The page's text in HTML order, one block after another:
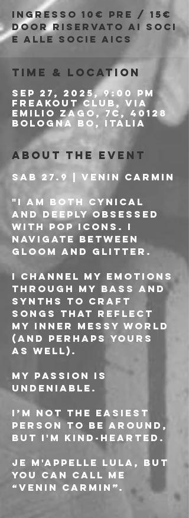
Ingresso 10€ pre / 15€
door riservato ai soci
e alle socie AICS
Time & Location
Sep 27, 2025, 9:00 PM
Freakout Club, Via
Emilio Zago, 7c, 40128
Bologna BO, Italia
About the event
Sab 27.9 | VENIN CARMIN
"I am both cynical
and deeply obsessed
with pop icons. I
navigate between
gloom and glitter.
I channel my emotions
through my bass and
synths to craft
songs that reflect
my inner messy world
(and perhaps yours
as well).
My passion is
undeniable.
I’m not the easiest
person to be around,
but I'm kind-hearted.
Je m'appelle Lula, but
you can call me
“Venin Carmin”.